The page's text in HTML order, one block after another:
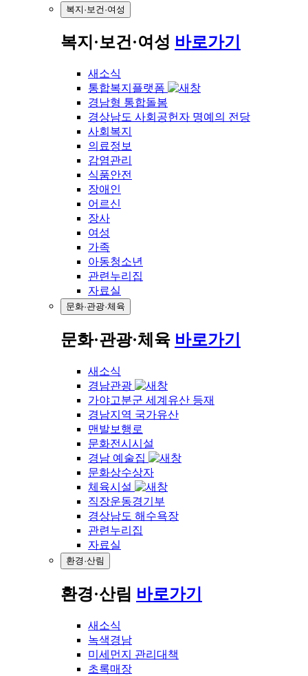
복지·보건·여성
복지·보건·여성 바로가기
새소식
통합복지플랫폼
경남형 통합돌봄
경상남도 사회공헌자 명예의 전당
사회복지
의료정보
감염관리
식품안전
장애인
어르신
장사
여성
가족
아동청소년
관련누리집
자료실
문화·관광·체육
문화·관광·체육 바로가기
새소식
경남관광
가야고분군 세계유산 등재
경남지역 국가유산
맨발보행로
문화전시시설
경남 예술집
문화상수상자
체육시설
직장운동경기부
경상남도 해수욕장
관련누리집
자료실
환경·산림
환경·산림 바로가기
새소식
녹색경남
미세먼지 관리대책
초록매장